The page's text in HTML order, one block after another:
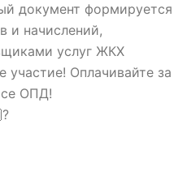
документ формируется
и начислений,
услуг ЖКХ
участие! Оплачивайте за
ОПД!